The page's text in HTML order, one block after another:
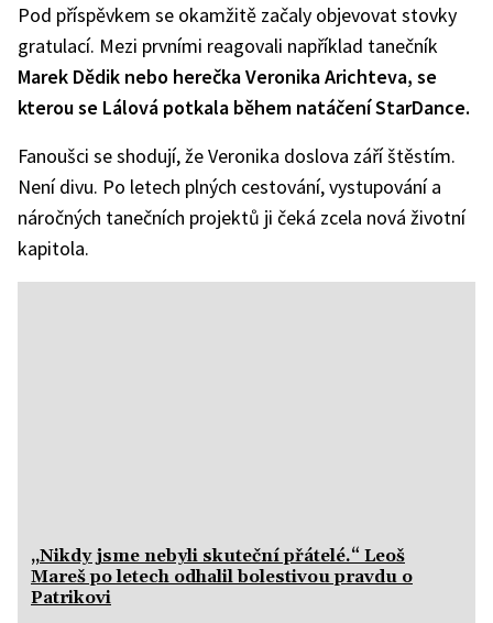
Pod příspěvkem se okamžitě začaly objevovat stovky
gratulací. Mezi prvními reagovali například tanečník
Marek Dědik nebo herečka Veronika Arichteva, se
kterou se Lálová potkala během natáčení StarDance.
Fanoušci se shodují, že Veronika doslova září štěstím.
Není divu. Po letech plných cestování, vystupování a
náročných tanečních projektů ji čeká zcela nová životní
kapitola.
„Nikdy jsme nebyli skuteční přátelé.“ Leoš
Mareš po letech odhalil bolestivou pravdu o
Patrikovi